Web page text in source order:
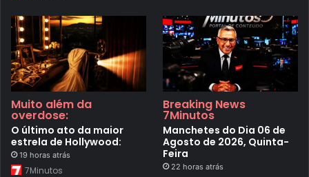
Muito além da
overdose:
O último ato da maior
estrela de Hollywood:
19 horas atrás
7Minutos
Breaking News
7Minutos
Manchetes do Dia 06 de
Agosto de 2026, Quinta-
Feira
22 horas atrás